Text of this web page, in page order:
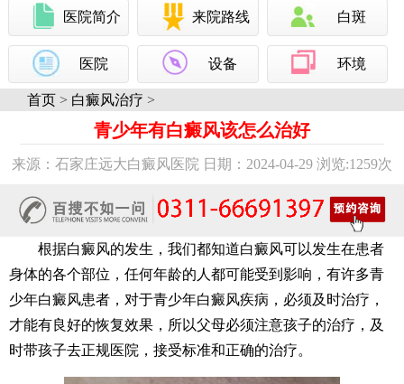
医院简介 来院路线 白斑
医院 设备 环境
首页 > 白癜风治疗 >
青少年有白癜风该怎么治好
来源：石家庄远大白癜风医院 日期：2024-04-29 浏览:1259次
根据白癜风的发生，我们都知道白癜风可以发生在患者
身体的各个部位，任何年龄的人都可能受到影响，有许多青
少年白癜风患者，对于青少年白癜风疾病，必须及时治疗，
才能有良好的恢复效果，所以父母必须注意孩子的治疗，及
时带孩子去正规医院，接受标准和正确的治疗。